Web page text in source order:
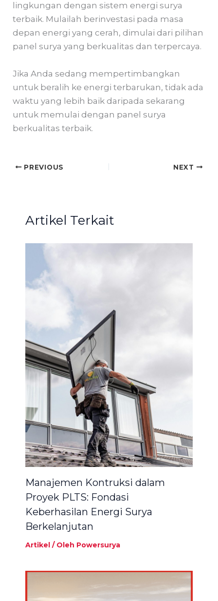
lingkungan dengan sistem energi surya
terbaik. Mulailah berinvestasi pada masa
depan energi yang cerah, dimulai dari pilihan
panel surya yang berkualitas dan terpercaya.
Jika Anda sedang mempertimbangkan
untuk beralih ke energi terbarukan, tidak ada
waktu yang lebih baik daripada sekarang
untuk memulai dengan panel surya
berkualitas terbaik.
PREVIOUS NEXT
Artikel Terkait
Manajemen Kontruksi dalam
Proyek PLTS: Fondasi
Keberhasilan Energi Surya
Berkelanjutan
Artikel/ Oleh Powersurya